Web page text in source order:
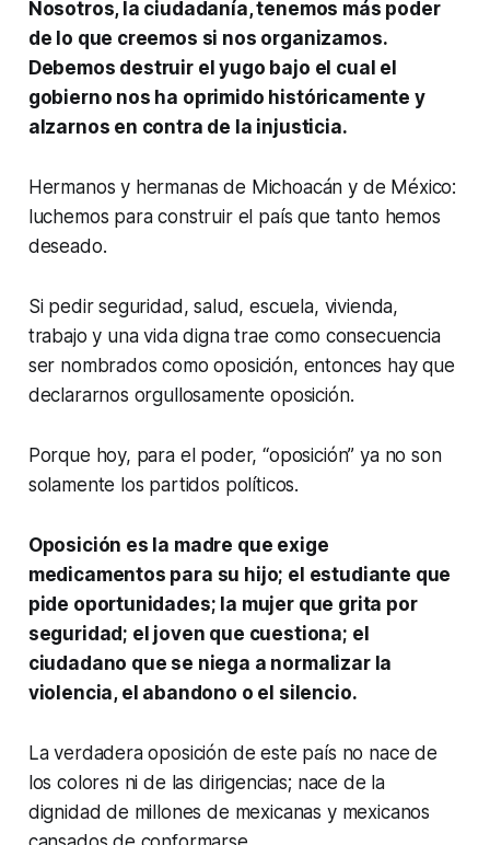
Nosotros, la ciudadanía, tenemos más poder
de lo que creemos si nos organizamos.
Debemos destruir el yugo bajo el cual el
gobierno nos ha oprimido históricamente y
alzarnos en contra de la injusticia.
Hermanos y hermanas de Michoacán y de México:
luchemos para construir el país que tanto hemos
deseado.
Si pedir seguridad, salud, escuela, vivienda,
trabajo y una vida digna trae como consecuencia
ser nombrados como oposición, entonces hay que
declararnos orgullosamente oposición.
Porque hoy, para el poder, “oposición” ya no son
solamente los partidos políticos.
Oposición es la madre que exige
medicamentos para su hijo; el estudiante que
pide oportunidades; la mujer que grita por
seguridad; el joven que cuestiona; el
ciudadano que se niega a normalizar la
violencia, el abandono o el silencio.
La verdadera oposición de este país no nace de
los colores ni de las dirigencias; nace de la
dignidad de millones de mexicanas y mexicanos